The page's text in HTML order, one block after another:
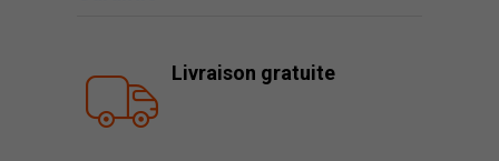
Livraison gratuite